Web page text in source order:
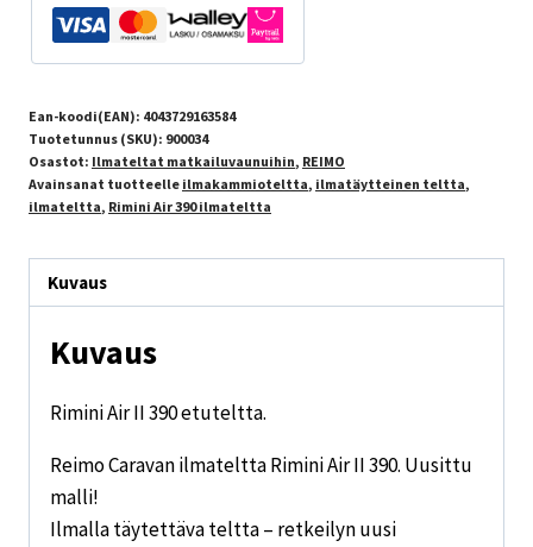
Ean-koodi(EAN): 4043729163584
Tuotetunnus (SKU): 900034
Osastot: Ilmateltat matkailuvaunuihin, REIMO
Avainsanat tuotteelle ilmakammioteltta, ilmatäytteinen teltta,
ilmateltta, Rimini Air 390 ilmateltta
Kuvaus
Kuvaus
Rimini Air II 390 etuteltta.
Reimo Caravan ilmateltta Rimini Air II 390. Uusittu
malli!
Ilmalla täytettäva teltta – retkeilyn uusi